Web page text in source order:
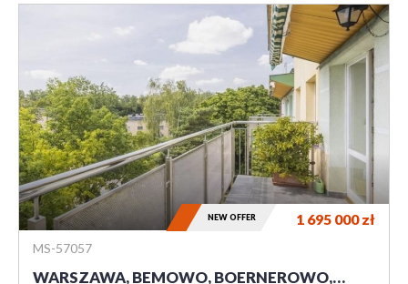
MS-57057
WARSZAWA, BEMOWO, BOERNEROWO,…
1 695 000zł
NEW OFFER